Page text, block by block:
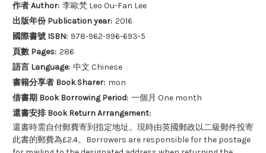
作者 Author: 李歐梵 Leo Ou-Fan Lee
出版年份 Publication year: 2016
國際書號 ISBN: 978-962-996-693-5
頁數 Pages: 286
語言 Language: 中文 Chinese
書籍分享者 Book Sharer: mon
借書期 Book Borrowing Period: 一個月 One month
還書安排 Book Return Arrangement:
還書時需自付郵費寄到指定地址。現時由英國郵政以二級郵件投寄
此書的郵費為£2.4。Borrowers are responsible for the postage